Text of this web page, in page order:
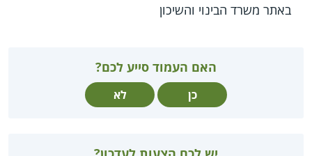
באתר משרד הבינוי והשיכון
האם העמוד סייע לכם?
כן לא